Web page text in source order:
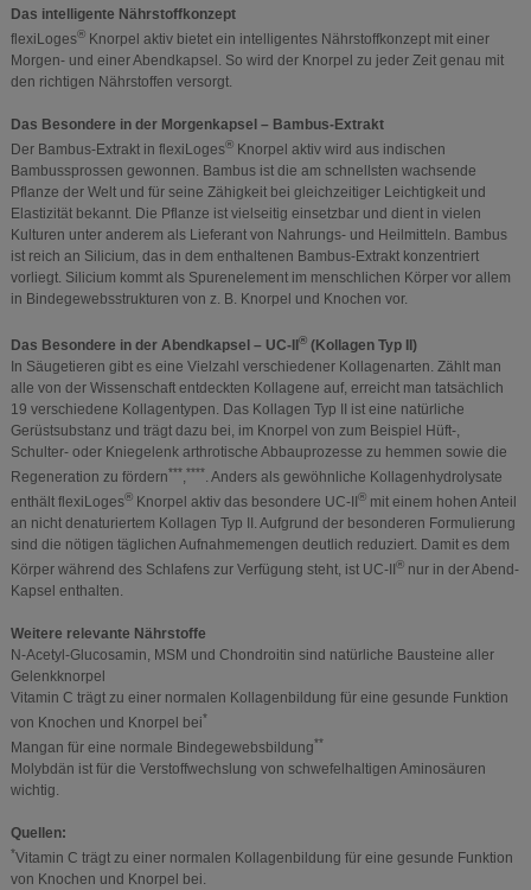
Das intelligente Nährstoffkonzept
flexiLoges® Knorpel aktiv bietet ein intelligentes Nährstoffkonzept mit einer
Morgen- und einer Abendkapsel. So wird der Knorpel zu jeder Zeit genau mit
den richtigen Nährstoffen versorgt.
Das Besondere in der Morgenkapsel – Bambus-Extrakt
Der Bambus-Extrakt in flexiLoges® Knorpel aktiv wird aus indischen
Bambussprossen gewonnen. Bambus ist die am schnellsten wachsende
Pflanze der Welt und für seine Zähigkeit bei gleichzeitiger Leichtigkeit und
Elastizität bekannt. Die Pflanze ist vielseitig einsetzbar und dient in vielen
Kulturen unter anderem als Lieferant von Nahrungs- und Heilmitteln. Bambus
ist reich an Silicium, das in dem enthaltenen Bambus-Extrakt konzentriert
vorliegt. Silicium kommt als Spurenelement im menschlichen Körper vor allem
in Bindegewebsstrukturen von z. B. Knorpel und Knochen vor.
Das Besondere in der Abendkapsel – UC-II ® (Kollagen Typ II)
In Säugetieren gibt es eine Vielzahl verschiedener Kollagenarten. Zählt man
alle von der Wissenschaft entdeckten Kollagene auf, erreicht man tatsächlich
19 verschiedene Kollagentypen. Das Kollagen Typ II ist eine natürliche
Gerüstsubstanz und trägt dazu bei, im Knorpel von zum Beispiel Hüft-,
Schulter- oder Kniegelenk arthrotische Abbauprozesse zu hemmen sowie die
Regeneration zu fördern***,****. Anders als gewöhnliche Kollagenhydrolysate
enthält flexiLoges® Knorpel aktiv das besondere UC-II ® mit einem hohen Anteil
an nicht denaturiertem Kollagen Typ II. Aufgrund der besonderen Formulierung
sind die nötigen täglichen Aufnahmemengen deutlich reduziert. Damit es dem
Körper während des Schlafens zur Verfügung steht, ist UC-II ® nur in der Abend-
Kapsel enthalten.
Weitere relevante Nährstoffe
N-Acetyl-Glucosamin, MSM und Chondroitin sind natürliche Bausteine aller
Gelenkknorpel
Vitamin C trägt zu einer normalen Kollagenbildung für eine gesunde Funktion
von Knochen und Knorpel bei*
Mangan für eine normale Bindegewebsbildung**
Molybdän ist für die Verstoffwechslung von schwefelhaltigen Aminosäuren
wichtig.
Quellen:
*Vitamin C trägt zu einer normalen Kollagenbildung für eine gesunde Funktion
von Knochen und Knorpel bei.